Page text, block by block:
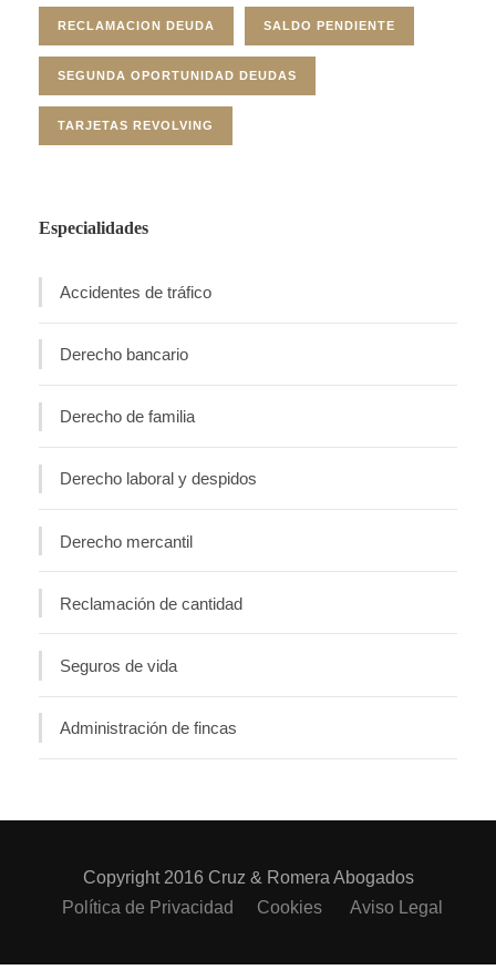
RECLAMACION DEUDA SALDO PENDIENTE
SEGUNDA OPORTUNIDAD DEUDAS
TARJETAS REVOLVING
Especialidades
Accidentes de tráfico
Derecho bancario
Derecho de familia
Derecho laboral y despidos
Derecho mercantil
Reclamación de cantidad
Seguros de vida
Administración de fincas
Copyright 2016 Cruz & Romera Abogados
Política de Privacidad
Cookies Aviso Legal